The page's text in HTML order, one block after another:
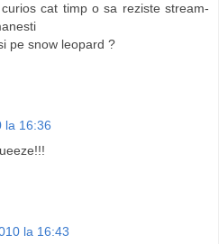
cat timp o sa reziste stream-
pe snow leopard ?
la 16:36
la 16:43